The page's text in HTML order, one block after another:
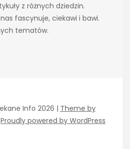
z różnych dziedzin.
fascynuje, ciekawi i bawi.
tematów.
Info 2026 | Theme by
Proudly powered by WordPress